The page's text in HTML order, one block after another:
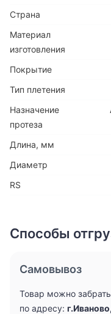
Страна
Материал
изготовления
Покрытие
Тип плетения
Назначение
протеза
Длина, мм
Диаметр
RS
Способы
Самовывоз
Товар можно
по адресу: